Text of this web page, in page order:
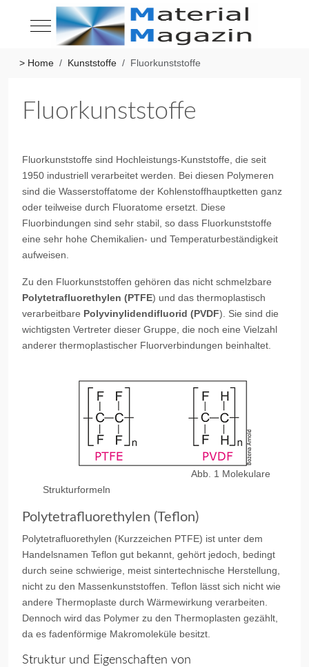
Mobile Menu Toggle
> Home Kunststoffe Fluorkunststoffe
Fluorkunststoffe
Fluorkunststoffe sind Hochleistungs-Kunststoffe, die seit
1950 industriell verarbeitet werden. Bei diesen Polymeren
sind die Wasserstoffatome der Kohlenstoffhauptketten ganz
oder teilweise durch Fluoratome ersetzt. Diese
Fluorbindungen sind sehr stabil, so dass Fluorkunststoffe
eine sehr hohe Chemikalien- und Temperaturbeständigkeit
aufweisen.
Zu den Fluorkunststoffen gehören das nicht schmelzbare
Polytetrafluorethylen (PTFE) und das thermoplastisch
verarbeitbare Polyvinylidendifluorid (PVDF). Sie sind die
wichtigsten Vertreter dieser Gruppe, die noch eine Vielzahl
anderer thermoplastischer Fluorverbindungen beinhaltet.
Abb. 1 Molekulare
Strukturformeln
Polytetrafluorethylen (Teflon)
Polytetrafluorethylen (Kurzzeichen PTFE) ist unter dem
Handelsnamen Teflon gut bekannt, gehört jedoch, bedingt
durch seine schwierige, meist sintertechnische Herstellung,
nicht zu den Massenkunststoffen. Teflon lässt sich nicht wie
andere Thermoplaste durch Wärmewirkung verarbeiten.
Dennoch wird das Polymer zu den Thermoplasten gezählt,
da es fadenförmige Makromoleküle besitzt.
Struktur und Eigenschaften von